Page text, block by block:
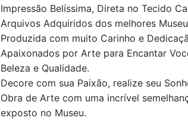
Impressão Belíssima, Direta no Tecido
Arquivos Adquiridos dos melhores
Produzida com muito Carinho e
Apaixonados por Arte para Encantar
Beleza e Qualidade.
Decore com sua Paixão, realize seu
Obra de Arte com uma incrível
exposto no Museu.